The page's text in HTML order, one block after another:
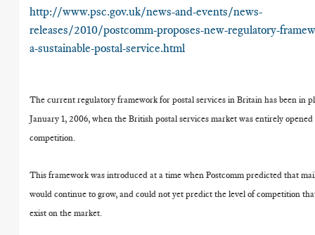
http://www.psc.gov.uk/news-and-events/news-
releases/2010/postcomm-proposes-new-regulatory-
a-sustainable-postal-service.html
The current regulatory framework for postal services in Britain has been in
January 1, 2006, when the British postal services market was entirely
competition.
This framework was introduced at a time when Postcomm predicted that
would continue to grow, and could not yet predict the level of competition
exist on the market.